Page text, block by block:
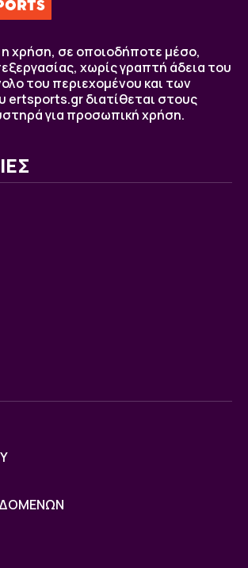
χρήση, σε οποιοδήποτε μέσο,
χωρίς γραπτή άδεια του
του περιεχομένου και των
ertsports.gr διατίθεται στους
για προσωπική χρήση.